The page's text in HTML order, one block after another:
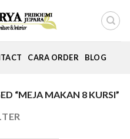
CARA ORDER BLOG
“MEJA MAKAN 8 KURSI”